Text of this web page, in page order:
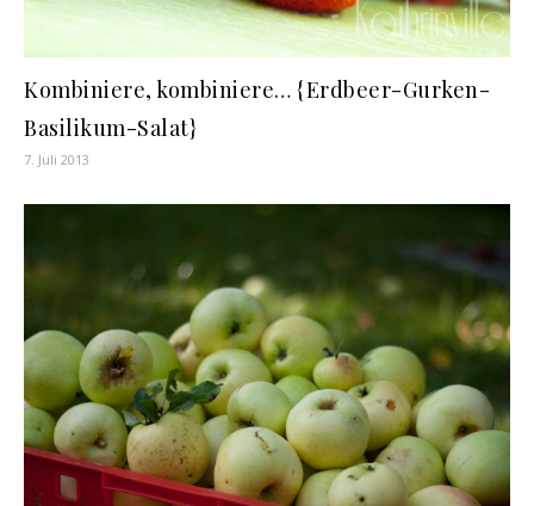
Kombiniere, kombiniere… {Erdbeer-Gurken-
Basilikum-Salat}
7. Juli 2013